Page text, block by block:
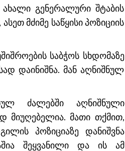
გენერალური შტაბის
მძიმე საწყისი პოზიციის
საბჭოს სხდომაზე
დაინიშნა. მან აღნიშნულ
ძალებში აღნიშნული
მიუღებელია. მათი თქმით,
პოზიციაზე დანიშვნა
შეყვანილი და ის ამ